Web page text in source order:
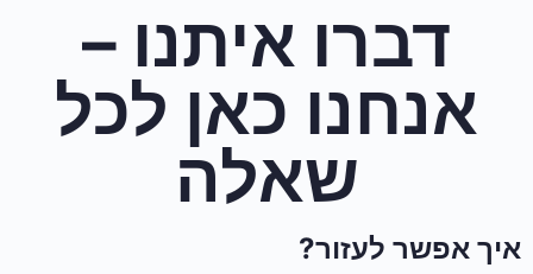
דברו איתנו –
אנחנו כאן לכל
שאלה
איך אפשר לעזור?